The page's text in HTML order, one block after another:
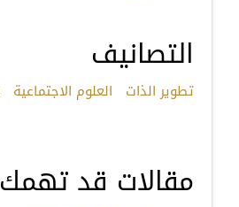
التصانيف
تطوير الذات العلوم الاجتماعية
مقالات قد تهمك